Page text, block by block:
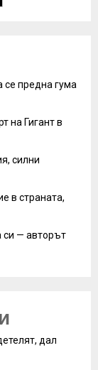
се предна гума
на Гигант в
силни
в страната,
си — авторът
дал